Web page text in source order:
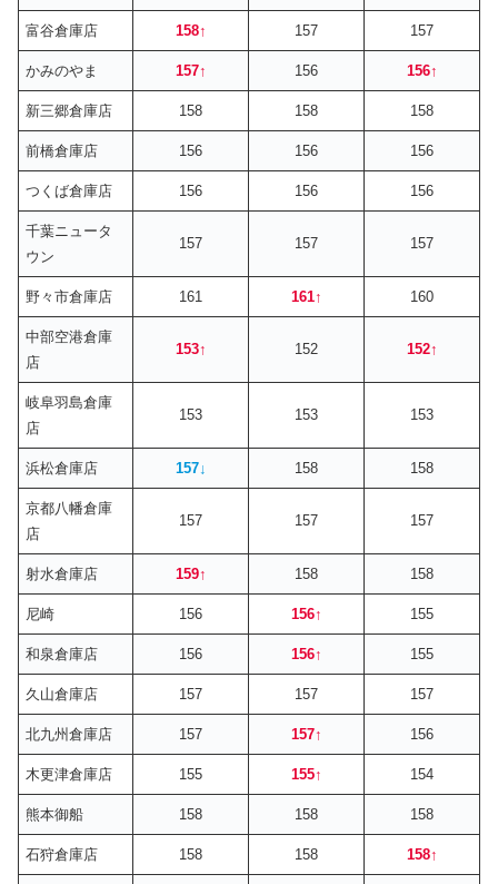
富谷倉庫店 158↑ 157 157
かみのやま 157↑ 156 156↑
新三郷倉庫店 158 158 158
前橋倉庫店 156 156 156
つくば倉庫店 156 156 156
千葉ニュータ
ウン
157 157 157
野々市倉庫店 161 161↑ 160
中部空港倉庫
店
153↑ 152 152↑
岐阜羽島倉庫
店
153 153 153
浜松倉庫店 157↓ 158 158
京都八幡倉庫
店
157 157 157
射水倉庫店 159↑ 158 158
尼崎 156 156↑ 155
和泉倉庫店 156 156↑ 155
久山倉庫店 157 157 157
北九州倉庫店 157 157↑ 156
木更津倉庫店 155 155↑ 154
熊本御船 158 158 158
石狩倉庫店 158 158 158↑